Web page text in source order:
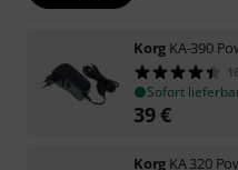
Korg KA-390
Sofort
39€
Korg KA 320